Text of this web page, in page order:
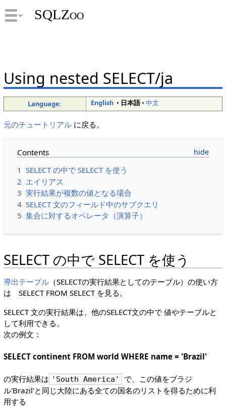
SQLZoo
Using nested SELECT/ja
Language: English• 日本語• 中文
元のチュートリアルに戻る。
Contents
1 SELECT の中で SELECT を使う
2 エイリアス
3 実行結果が複数の値となる場合
4 SELECT 文のフィールド中のサブクエリ
5 集合に対するオペレータ（演算子）
SELECT の中で SELECT を使う
導出テーブル（SELECTの実行結果としてのテーブル）の使い方
は SELECT FROM SELECT を見る。
SELECT 文の実行結果は、他のSELECT文の中で 値やテーブルと
して利用できる。
次の例文：
SELECT continent FROM world WHERE name = 'Brazil'
の実行結果は 'South America'
で、この値をブラジ
ル'Brazil'と同じ大陸にある全ての国名のリストを得るために利
用する